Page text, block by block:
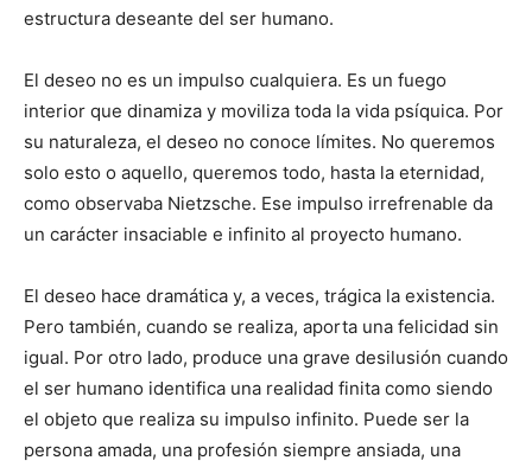
estructura deseante del ser humano.
El deseo no es un impulso cualquiera. Es un fuego
interior que dinamiza y moviliza toda la vida psíquica. Por
su naturaleza, el deseo no conoce límites. No queremos
solo esto o aquello, queremos todo, hasta la eternidad,
como observaba Nietzsche. Ese impulso irrefrenable da
un carácter insaciable e infinito al proyecto humano.
El deseo hace dramática y, a veces, trágica la existencia.
Pero también, cuando se realiza, aporta una felicidad sin
igual. Por otro lado, produce una grave desilusión cuando
el ser humano identifica una realidad finita como siendo
el objeto que realiza su impulso infinito. Puede ser la
persona amada, una profesión siempre ansiada, una